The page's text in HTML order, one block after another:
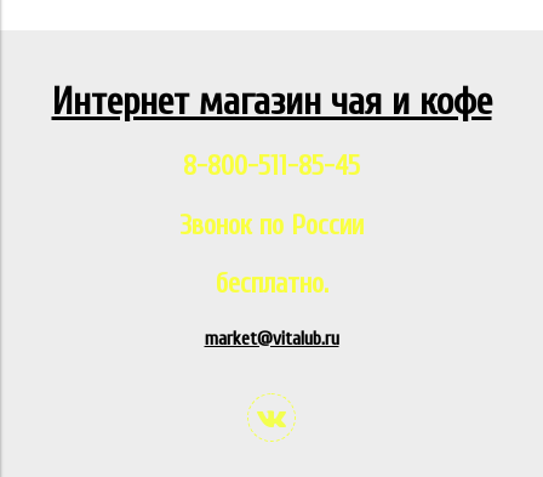
Интернет магазин чая и кофе
8-800-511-85-45
Звонок по России
бесплатно.
market@vitalub.ru